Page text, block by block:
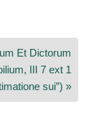
Et Dictorum
III 7 ext 1
sui”) »